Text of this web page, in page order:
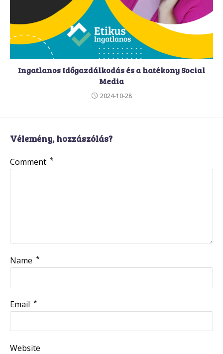
Ingatlanos Időgazdálkodás és a hatékony Social
Media
2024-10-28
Vélemény, hozzászólás?
Comment *
Name *
Email *
Website